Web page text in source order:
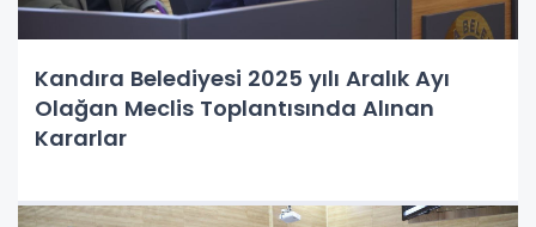
Kandıra Belediyesi 2025 yılı Aralık Ayı
Olağan Meclis Toplantısında Alınan
Kararlar